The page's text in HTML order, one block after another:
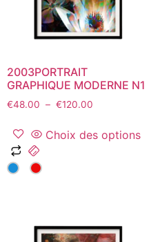
sur
la
page
produit
2003PORTRAIT
GRAPHIQUE MODERNE N1
€48.00 – €120.00
prix :
€48.00
Choix des options
Ce
produit
Les